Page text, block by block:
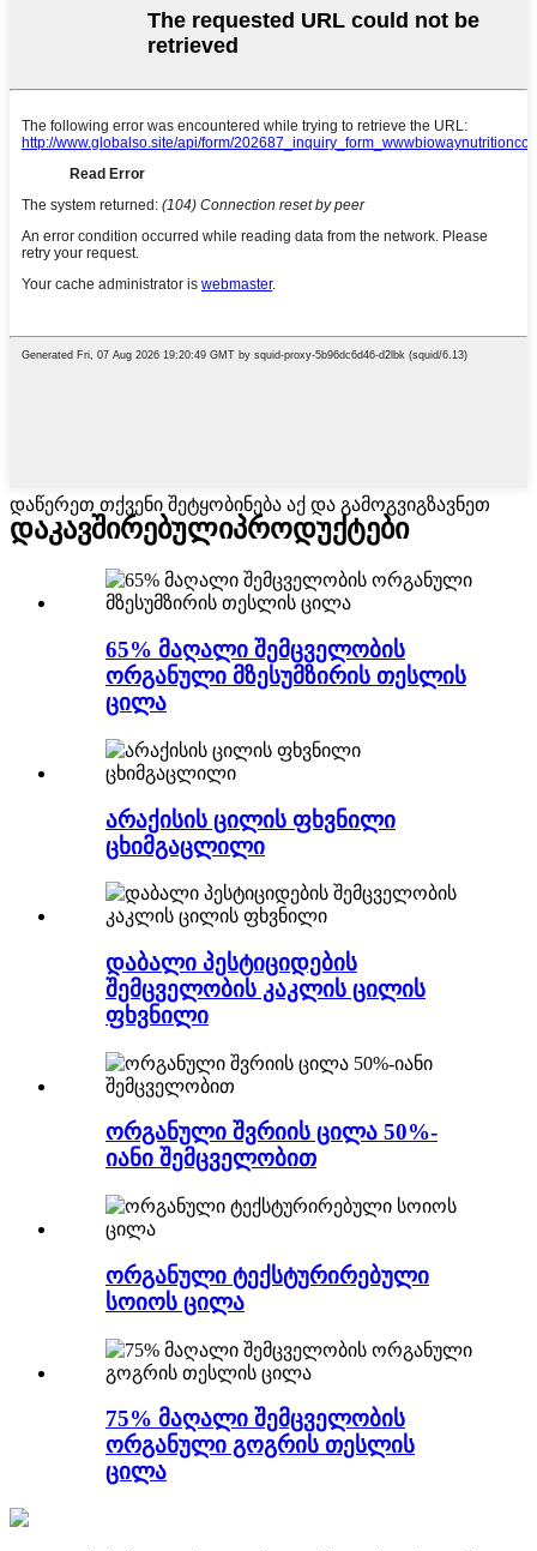
დაწერეთ თქვენი შეტყობინება აქ და გამოგვიგზავნეთ
დაკავშირებულიპროდუქტები
65% მაღალი შემცველობის
ორგანული მზესუმზირის თესლის
ცილა
არაქისის ცილის ფხვნილი
ცხიმგაცლილი
დაბალი პესტიციდების
შემცველობის კაკლის ცილის
ფხვნილი
ორგანული შვრიის ცილა 50%-
იანი შემცველობით
ორგანული ტექსტურირებული
სოიოს ცილა
75% მაღალი შემცველობის
ორგანული გოგრის თესლის
ცილა